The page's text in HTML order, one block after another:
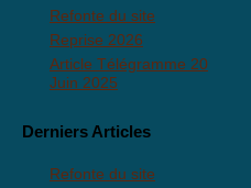
Refonte du site
Reprise 2026
Article Télégramme 20
Juin 2025
Derniers Articles
Refonte du site